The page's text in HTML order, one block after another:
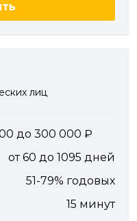
лиц
до 300 000
от 60 до 1095 дней
51-79% годовых
15 минут